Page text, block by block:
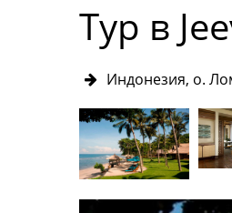
Тур в
Индонезия, о.